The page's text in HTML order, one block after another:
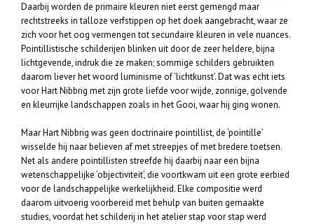
Daarbij worden de primaire kleuren niet eerst gemengd maar
rechtstreeks in talloze verfstippen op het doek aangebracht, waar ze
zich voor het oog vermengen tot secundaire kleuren in vele nuances.
Pointillistische schilderijen blinken uit door de zeer heldere, bijna
lichtgevende, indruk die ze maken; sommige schilders gebruikten
daarom liever het woord luminisme of ‘lichtkunst’. Dat was echt iets
voor Hart Nibbrig met zijn grote liefde voor wijde, zonnige, golvende
en kleurrijke landschappen zoals in het Gooi, waar hij ging wonen.
Maar Hart Nibbrig was geen doctrinaire pointillist, de ‘pointille’
wisselde hij naar believen af met streepjes of met bredere toetsen.
Net als andere pointillisten streefde hij daarbij naar een bijna
wetenschappelijke ‘objectiviteit’, die voortkwam uit een grote eerbied
voor de landschappelijke werkelijkheid. Elke compositie werd
daarom uitvoerig voorbereid met behulp van buiten gemaakte
studies, voordat het schilderij in het atelier stap voor stap werd